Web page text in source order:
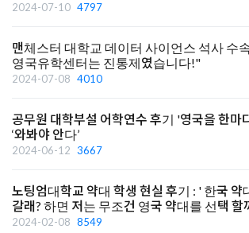
2024-07-10 4797
맨체스터 대학교 데이터 사이언스 석사 수
영국유학센터는 진통제였습니다!"
2024-07-08 4010
공무원 대학부설 어학연수 후기 '영국을 한마
‘와봐야 안다’
2024-06-12 3667
노팅엄대학교 약대 학생 현실 후기 : ' 한국 약
갈래? 하면 저는 무조건 영국 약대를 선택 할
2024-02-08 8549